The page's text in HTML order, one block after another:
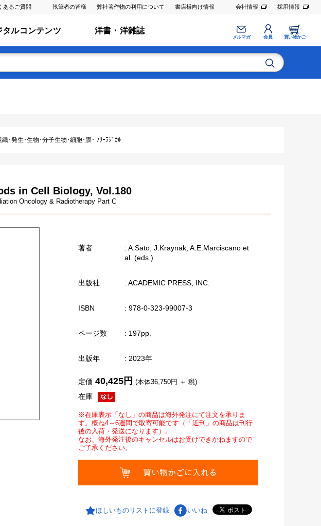
あるご質問 執筆者の皆様 弊社著作物の利用について 書店様向け情報 会社情報 採用情報
タルコンテンツ 洋書・洋雑誌
メルマガ 会員 買い物かご
織･発生･生物･分子生物･細胞･膜･ ﾌﾘｰﾗｼﾞｶﾙ
in Cell Biology, Vol.180
Oncology & Radiotherapy Part C
著者
: A.Sato, J.Kraynak, A.E.Marciscano et
al. (eds.)
出版社 : ACADEMIC PRESS, INC.
ISBN : 978-0-323-99007-3
ページ数 : 197pp.
出版年 : 2023年
在庫
定価 40,425円 (本体36,750円 ＋ 税)
※在庫表示「なし」の商品は海外発注にて注文を承りま
す。概ね4～6週間で取寄可能です（「近刊」の商品は刊行
後の入荷・発送になります）。
なお、海外発注後のキャンセルはお受けできかねますので
ご了承ください。
ほしいものリストに登録 いいね